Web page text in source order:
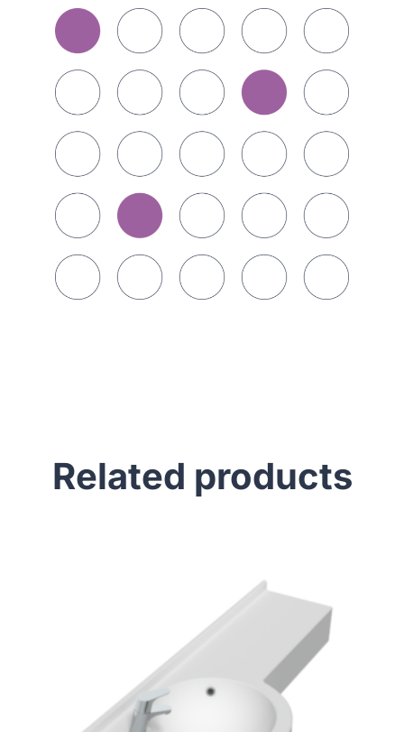
Related products